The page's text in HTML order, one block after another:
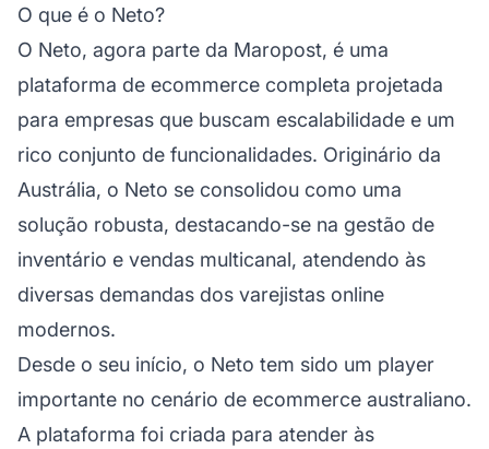
O que é o Neto?
O Neto, agora parte da Maropost, é uma
plataforma de ecommerce completa projetada
para empresas que buscam escalabilidade e um
rico conjunto de funcionalidades. Originário da
Austrália, o Neto se consolidou como uma
solução robusta, destacando-se na gestão de
inventário e vendas multicanal, atendendo às
diversas demandas dos varejistas online
modernos.
Desde o seu início, o Neto tem sido um player
importante no cenário de ecommerce australiano.
A plataforma foi criada para atender às